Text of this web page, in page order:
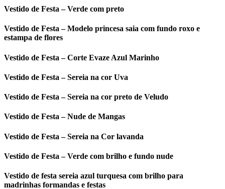
Vestido de Festa – Verde com preto
Vestido de Festa – Modelo princesa saia com fundo roxo e
estampa de flores
Vestido de Festa – Corte Evaze Azul Marinho
Vestido de Festa – Sereia na cor Uva
Vestido de Festa – Sereia na cor preto de Veludo
Vestido de Festa – Nude de Mangas
Vestido de Festa – Sereia na Cor lavanda
Vestido de Festa – Verde com brilho e fundo nude
Vestido de festa sereia azul turquesa com brilho para
madrinhas formandas e festas